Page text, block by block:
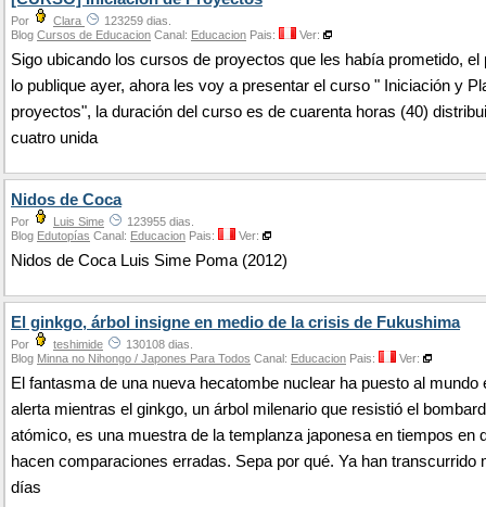
Por Clara
123259 dias.
Blog Cursos de Educacion Canal: Educacion Pais: Ver:
Sigo ubicando los cursos de proyectos que les había prometido, el
lo publique ayer, ahora les voy a presentar el curso " Iniciación y
proyectos", la duración del curso es de cuarenta horas (40)
cuatro unida
Nidos de Coca
Por Luis Sime
123955 dias.
Blog Edutopías Canal: Educacion Pais: Ver:
Nidos de Coca Luis Sime Poma (2012)
El ginkgo, árbol insigne en medio de la crisis de Fukushima
Por teshimide
130108 dias.
Blog Minna no Nihongo / Japones Para Todos Canal: Educacion Pais: Ver:
El fantasma de una nueva hecatombe nuclear ha puesto al mundo
alerta mientras el ginkgo, un árbol milenario que resistió el
atómico, es una muestra de la templanza japonesa en tiempos en
hacen comparaciones erradas. Sepa por qué. Ya han transcurrido
días